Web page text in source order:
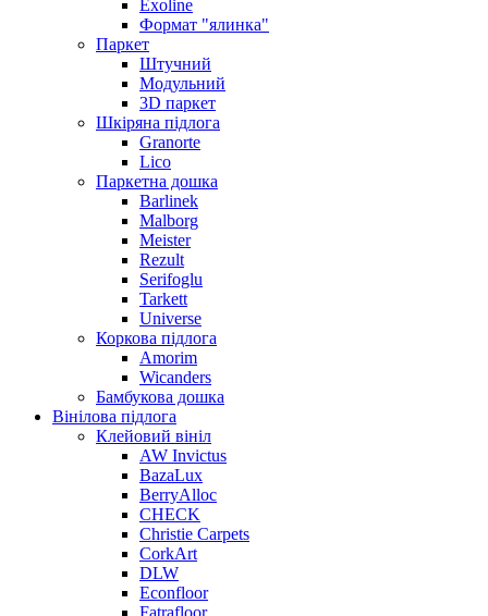
Exoline
Формат "ялинка"
Паркет
Штучний
Модульний
3D паркет
Шкіряна підлога
Granorte
Lico
Паркетна дошка
Barlinek
Malborg
Meister
Rezult
Serifoglu
Tarkett
Universe
Коркова підлога
Amorim
Wicanders
Бамбукова дошка
Вінілова підлога
Клейовий вініл
AW Invictus
BazaLux
BerryAlloc
CHECK
Christie Carpets
CorkArt
DLW
Econfloor
Fatrafloor